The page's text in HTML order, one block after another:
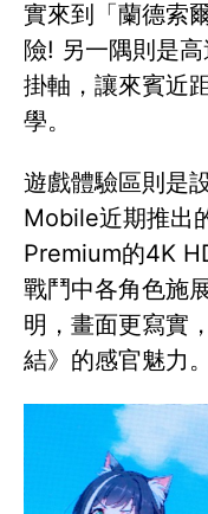
實來到「蘭德索
險! 另一隅則是
掛軸，讓來賓近
學。
遊戲體驗區則是
Mobile近期推出
Premium的4K
戰鬥中各角色施
明，畫面更寫實
結》的感官魅力。